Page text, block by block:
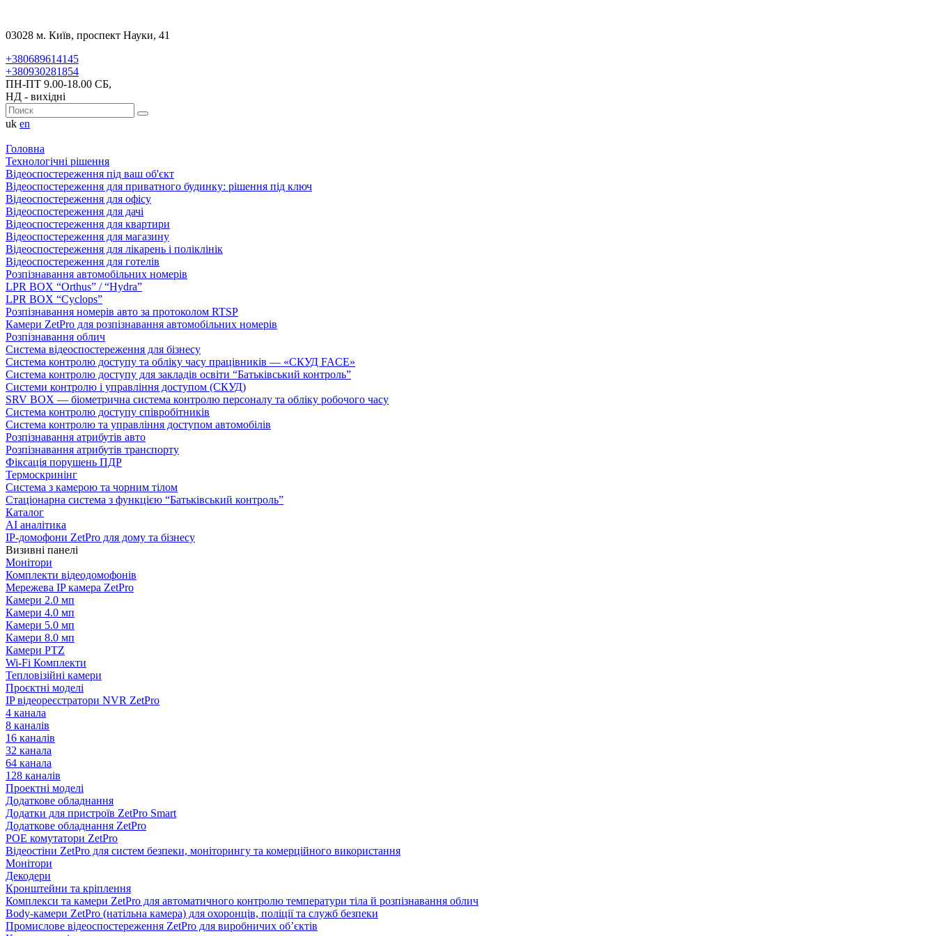
03028 м. Київ, проспект Науки, 41
+380689614145
+380930281854
ПН-ПТ 9.00-18.00 СБ,
НД - вихідні
uk en
Головна
Технологічні рішення
Відеоспостереження під ваш об'єкт
Відеоспостереження для приватного будинку: рішення під ключ
Відеоспостереження для офісу
Відеоспостереження для дачі
Відеоспостереження для квартири
Відеоспостереження для магазину
Відеоспостереження для лікарень і поліклінік
Відеоспостереження для готелів
Розпізнавання автомобільних номерів
LPR BOX “Orthus” / “Hydra”
LPR BOX “Cyclops”
Розпізнавання номерів авто за протоколом RTSP
Камери ZetPro для розпізнавання автомобільних номерів
Розпізнавання облич
Система відеоспостереження для бізнесу
Система контролю доступу та обліку часу працівників — «СКУД FACE»
Система контролю доступу для закладів освіти “Батьківський контроль”
Системи контролю і управління доступом (СКУД)
SRV BOX — біометрична система контролю персоналу та обліку робочого часу
Система контролю доступу співробітників
Система контролю та управління доступом автомобілів
Розпізнавання атрибутів авто
Розпізнавання атрибутів транспорту
Фіксація порушень ПДР
Термоскринінг
Система з камерою та чорним тілом
Стаціонарна система з функцією “Батьківський контроль”
Каталог
AI аналітика
IP-домофони ZetPro для дому та бізнесу
Визивні панелі
Монітори
Комплекти відеодомофонів
Мережева IP камера ZetPro
Камери 2.0 мп
Камери 4.0 мп
Камери 5.0 мп
Камери 8.0 мп
Камери PTZ
Wi-Fi Комплекти
Тепловізійні камери
Проєктні моделі
IP відеореєстратори NVR ZetPro
4 канала
8 каналів
16 каналів
32 канала
64 канала
128 каналів
Проектні моделі
Додаткове обладнання
Додатки для пристроїв ZetPro Smart
Додаткове обладнання ZetPro
POE комутатори ZetPro
Відеостіни ZetPro для систем безпеки, моніторингу та комерційного використання
Монітори
Декодери
Кронштейни та кріплення
Комплекси та камери ZetPro для автоматичного контролю температури тіла й розпізнавання облич
Body-камери ZetPro (натільна камера) для охоронців, поліції та служб безпеки
Промислове відеоспостереження ZetPro для виробничих об’єктів